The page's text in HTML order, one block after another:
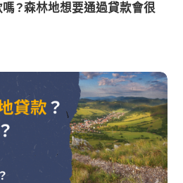
？森林地想要通過貸款會很